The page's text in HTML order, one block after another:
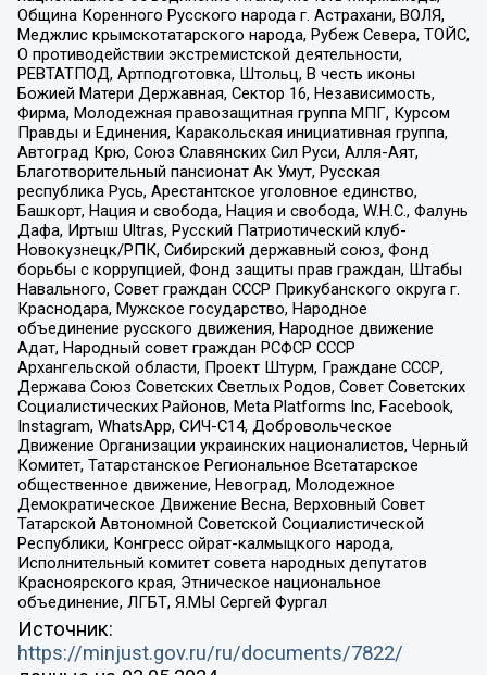
Община Коренного Русского народа г. Астрахани, ВОЛЯ,
Меджлис крымскотатарского народа, Рубеж Севера, ТОЙС,
О противодействии экстремистской деятельности,
РЕВТАТПОД, Артподготовка, Штольц, В честь иконы
Божией Матери Державная, Сектор 16, Независимость,
Фирма, Молодежная правозащитная группа МПГ, Курсом
Правды и Единения, Каракольская инициативная группа,
Автоград Крю, Союз Славянских Сил Руси, Алля-Аят,
Благотворительный пансионат Ак Умут, Русская
республика Русь, Арестантское уголовное единство,
Башкорт, Нация и свобода, Нация и свобода, W.H.С., Фалунь
Дафа, Иртыш Ultras, Русский Патриотический клуб-
Новокузнецк/РПК, Сибирский державный союз, Фонд
борьбы с коррупцией, Фонд защиты прав граждан, Штабы
Навального, Совет граждан СССР Прикубанского округа г.
Краснодара, Мужское государство, Народное
объединение русского движения, Народное движение
Адат, Народный совет граждан РСФСР СССР
Архангельской области, Проект Штурм, Граждане СССР,
Держава Союз Советских Светлых Родов, Совет Советских
Социалистических Районов, Meta Platforms Inc, Facebook,
Instagram, WhatsApp, СИЧ-С14, Добровольческое
Движение Организации украинских националистов, Черный
Комитет, Татарстанское Региональное Всетатарское
общественное движение, Невоград, Молодежное
Демократическое Движение Весна, Верховный Совет
Татарской Автономной Советской Социалистической
Республики, Конгресс ойрат-калмыцкого народа,
Исполнительный комитет совета народных депутатов
Красноярского края, Этническое национальное
объединение, ЛГБТ, Я.МЫ Сергей Фургал
Источник:
https://minjust.gov.ru/ru/documents/7822/